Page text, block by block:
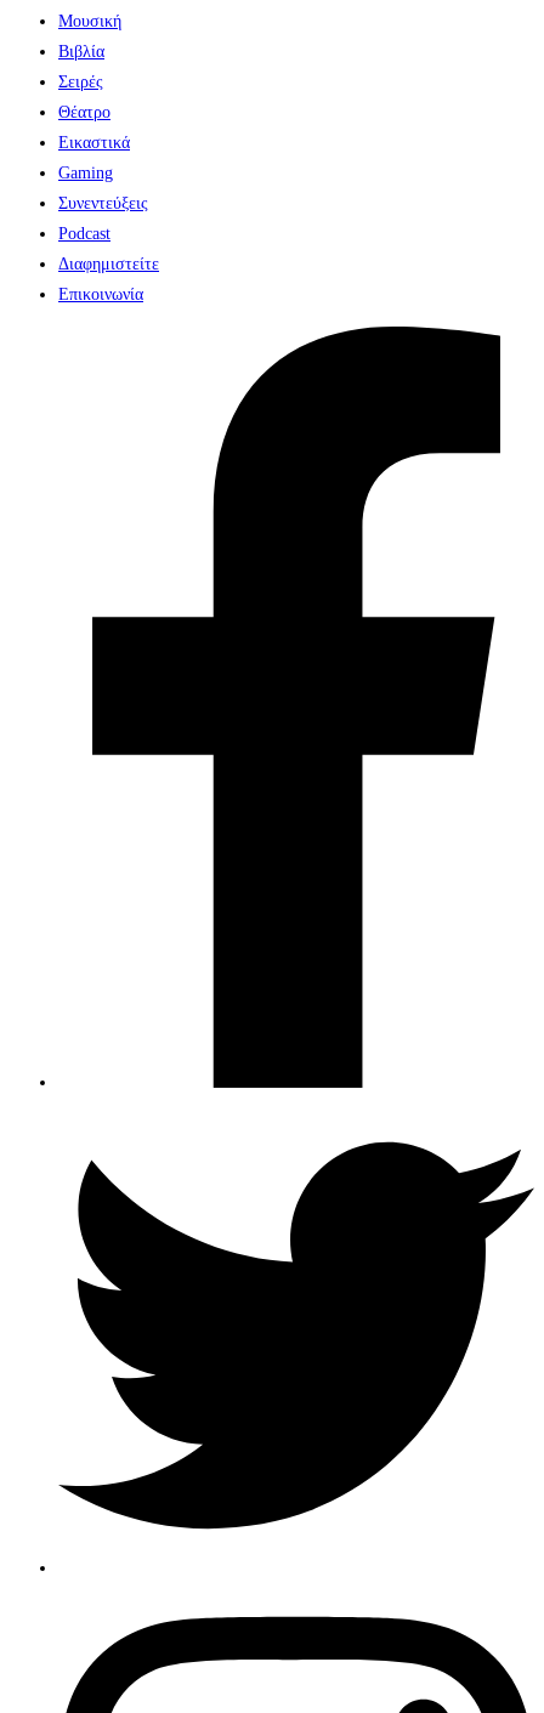
Μουσική
Βιβλία
Σειρές
Θέατρο
Εικαστικά
Gaming
Συνεντεύξεις
Podcast
Διαφημιστείτε
Επικοινωνία